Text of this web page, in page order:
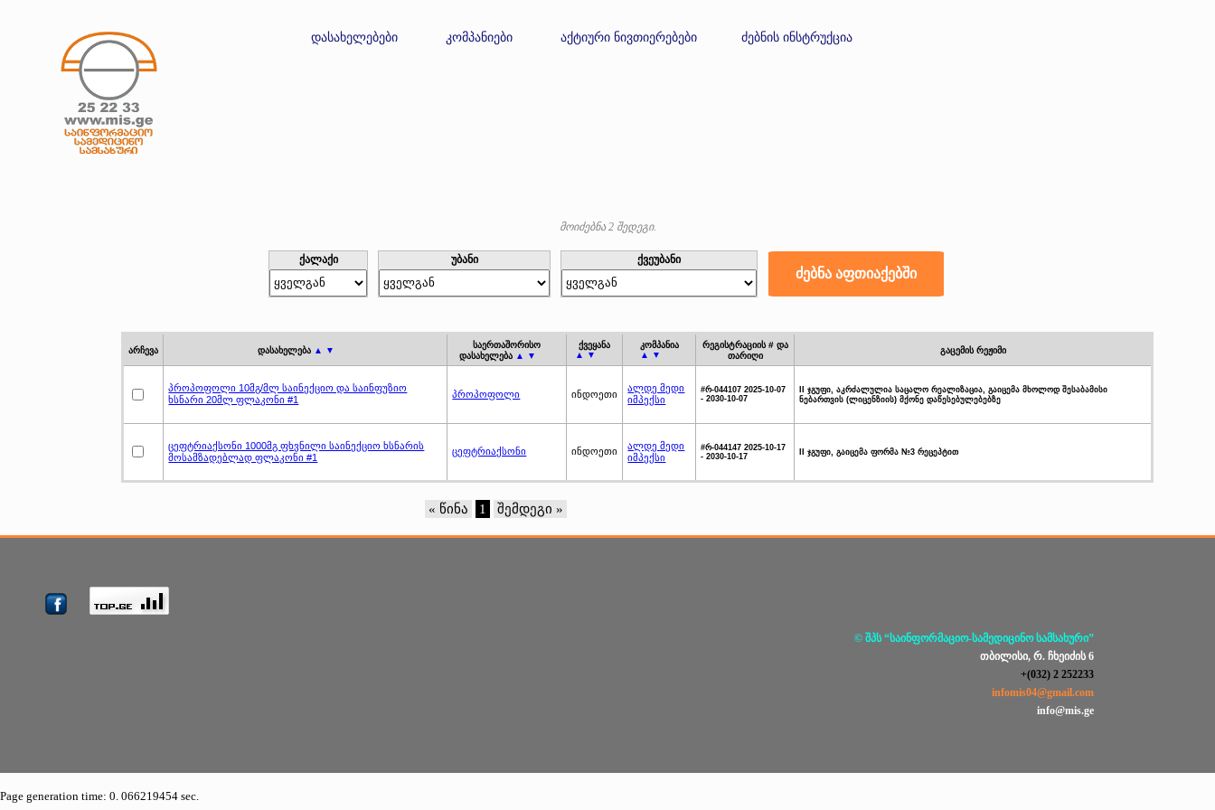
დასახელებები კომპანიები აქტიური ნივთიერებები ძებნის ინსტრუქცია
მოიძებნა 2 შედეგი.
ქალაქი უბანი ქვეუბანი
არჩევა დასახელება ▲ ▼
საერთაშორისო
დასახელება ▲ ▼
ქვეყანა
▲ ▼
კომპანია
▲ ▼
რეგისტრაციის # და
თარიღი
გაცემის რეჟიმი
პროპოფოლი 10მგ/მლ საინექციო და საინფუზიო
ხსნარი 20მლ ფლაკონი #1
პროპოფოლი ინდოეთი
ალდე მედი
იმპექსი
#რ-044107 2025-10-07
- 2030-10-07
II ჯგუფი, აკრძალულია საცალო რეალიზაცია, გაიცემა მხოლოდ შესაბამისი
ნებართვის (ლიცენზიის) მქონე დაწესებულებებზე
ცეფტრიაქსონი 1000მგ ფხვნილი საინექციო ხსნარის
მოსამზადებლად ფლაკონი #1
ცეფტრიაქსონი ინდოეთი
ალდე მედი
იმპექსი
#რ-044147 2025-10-17
- 2030-10-17
II ჯგუფი, გაიცემა ფორმა №3 რეცეპტით
« წინა 1 შემდეგი »
© შპს “საინფორმაციო-სამედიცინო სამსახური”
თბილისი, რ. ჩხეიძის 6
+(032) 2 252233
infomis04@gmail.com
info@mis.ge
Page generation time: 0. 066219454 sec.